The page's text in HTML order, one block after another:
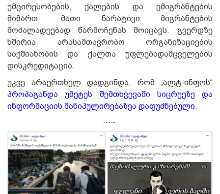
უმცირესობების, ქალების და ემიგრანტების
მიმართ. მათი ნარატივი მიგრანტების
მოძალადეებად წარმოჩენას მოიცავს. გვერდზე
ხშირია არასამთავრობო ორგანიზაციების
საქმიანობის და ქალთა უფლებადამცველების
დისკრედიტაცია.
უკვე არაერთხელ დადგინდა, რომ „ალტ-ინფოს“
პროპაგანდა უმეტეს შემთხვევაში სიცრუეზე და
ინფორმაციის მანიპულირებაზეა დაფუძნებული.
-----